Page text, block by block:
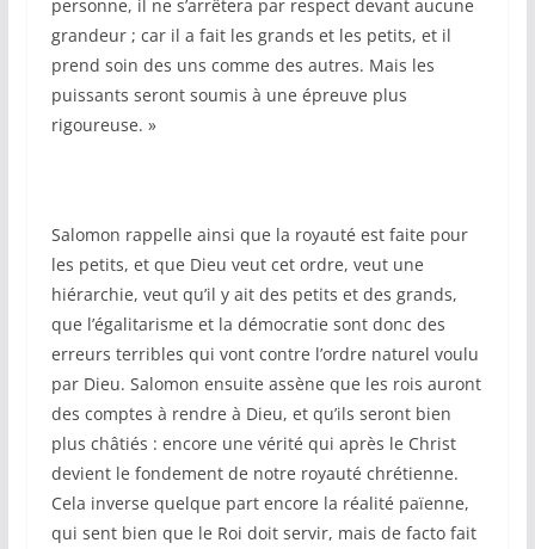
personne, il ne s’arrêtera par respect devant aucune
grandeur ; car il a fait les grands et les petits, et il
prend soin des uns comme des autres. Mais les
puissants seront soumis à une épreuve plus
rigoureuse. »
Salomon rappelle ainsi que la royauté est faite pour
les petits, et que Dieu veut cet ordre, veut une
hiérarchie, veut qu’il y ait des petits et des grands,
que l’égalitarisme et la démocratie sont donc des
erreurs terribles qui vont contre l’ordre naturel voulu
par Dieu. Salomon ensuite assène que les rois auront
des comptes à rendre à Dieu, et qu’ils seront bien
plus châtiés : encore une vérité qui après le Christ
devient le fondement de notre royauté chrétienne.
Cela inverse quelque part encore la réalité païenne,
qui sent bien que le Roi doit servir, mais de facto fait